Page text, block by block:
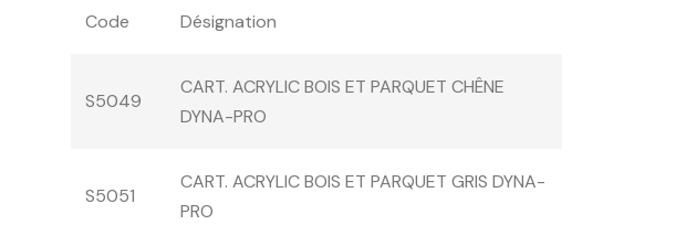
Code Désignation
S5049
CART. ACRYLIC BOIS ET PARQUET CHÊNE
DYNA-PRO
S5051
CART. ACRYLIC BOIS ET PARQUET GRIS DYNA-
PRO